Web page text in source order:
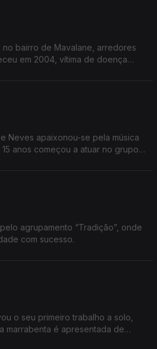
bairro de Mavalane, arredores
em 2004, vítima de doença
Neves apaixonou-se pela música
anos começou a atuar no grupo
agrupamento “Tradição”, onde
com sucesso.
o seu primeiro trabalho a solo,
marrabenta é apresentada de